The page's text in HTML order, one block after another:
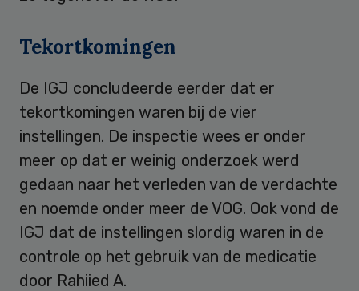
Tekortkomingen
De IGJ concludeerde eerder dat er
tekortkomingen waren bij de vier
instellingen. De inspectie wees er onder
meer op dat er weinig onderzoek werd
gedaan naar het verleden van de verdachte
en noemde onder meer de VOG. Ook vond de
IGJ dat de instellingen slordig waren in de
controle op het gebruik van de medicatie
door Rahiied A.